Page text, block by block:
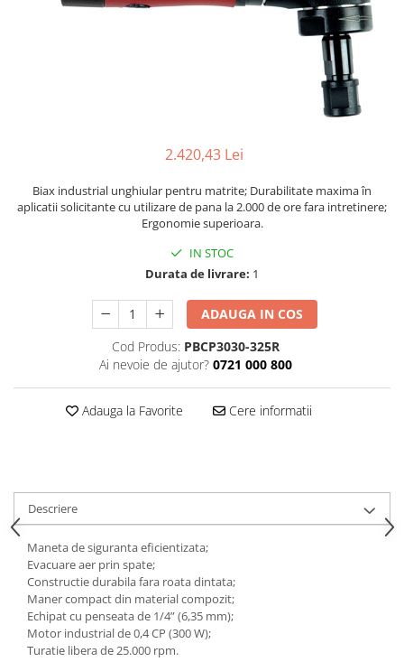
Masini de insurubat cu clichet
Motoare pneumatice
Polizoare unghiulare pneumatice
Polizoare verticale
Surubelnite pneumatice
2.420,43 Lei
Biax industrial unghiular pentru matrite; Durabilitate maxima în
aplicatii solicitante cu utilizare de pana la 2.000 de ore fara intretinere;
Ergonomie superioara.
IN STOC
Durata de livrare: 1
ADAUGA IN COS
Cod Produs: PBCP3030-325R
Ai nevoie de ajutor? 0721 000 800
Adauga la Favorite Cere informatii
Descriere
Maneta de siguranta eficientizata;
Evacuare aer prin spate;
Constructie durabila fara roata dintata;
Maner compact din material compozit;
Echipat cu penseata de 1/4” (6,35 mm);
Motor industrial de 0,4 CP (300 W);
Turatie libera de 25.000 rpm.